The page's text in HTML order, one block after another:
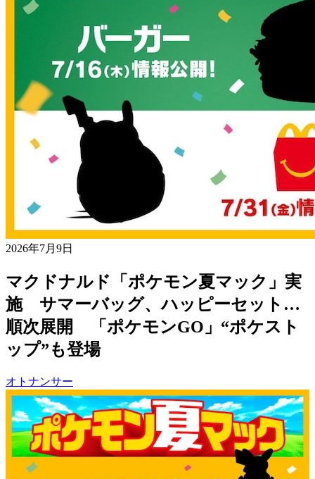
2026年7月9日
マクドナルド「ポケモン夏マック」実
施 サマーバッグ、ハッピーセット…
順次展開 「ポケモンGO」“ポケスト
ップ”も登場
オトナンサー